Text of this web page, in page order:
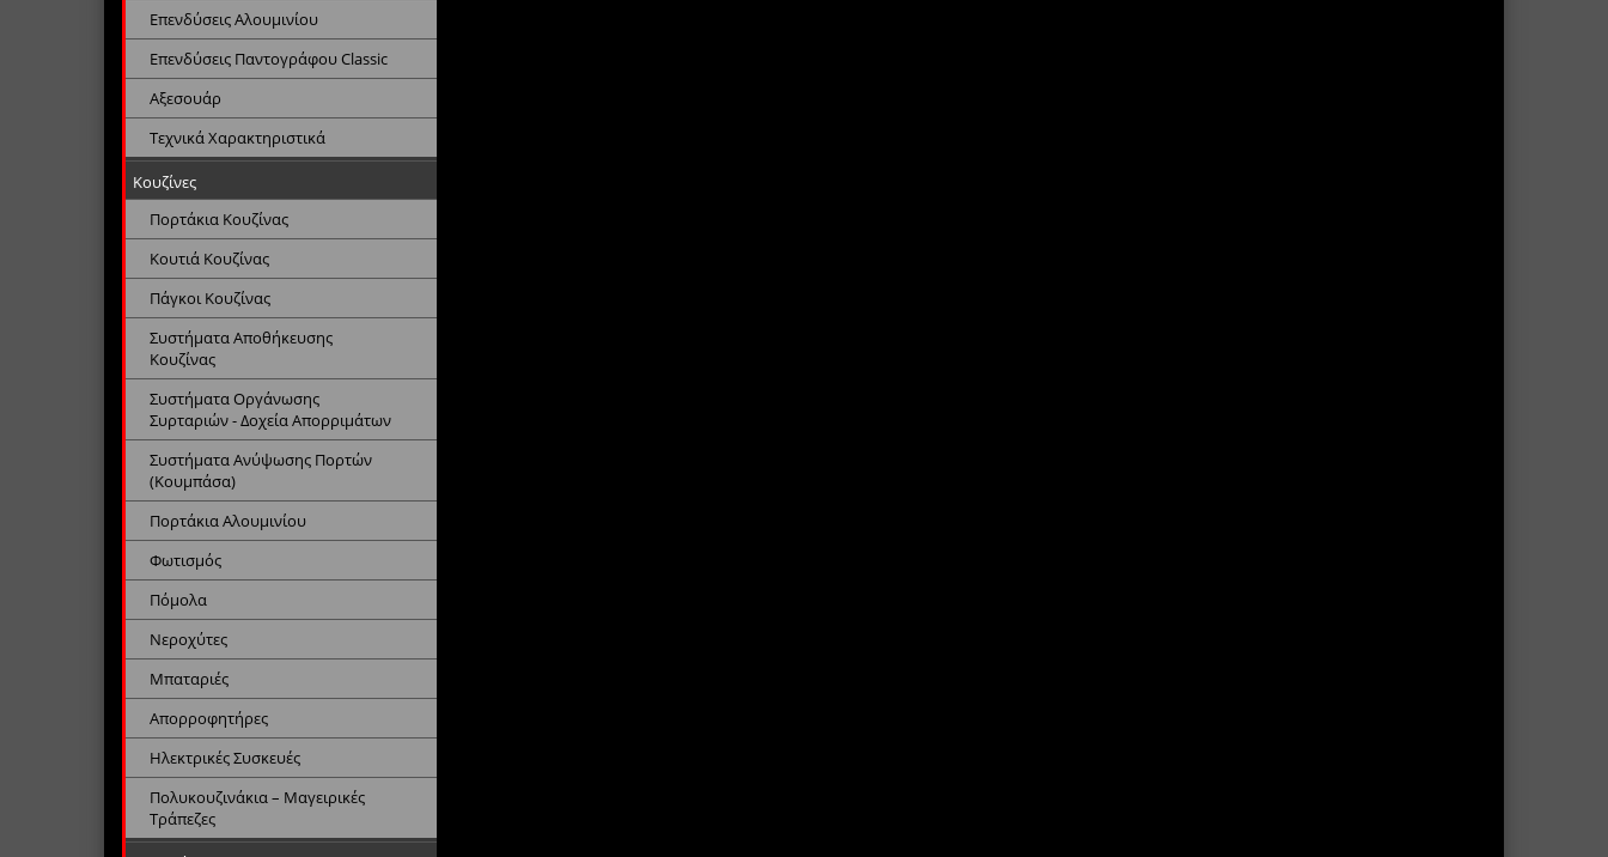
Επενδύσεις Αλουμινίου
Επενδύσεις Παντογράφου Classic
Αξεσουάρ
Τεχνικά Χαρακτηριστικά
Κουζίνες
Πορτάκια Κουζίνας
Κουτιά Κουζίνας
Πάγκοι Κουζίνας
Συστήματα Αποθήκευσης
Κουζίνας
Συστήματα Οργάνωσης
Συρταριών - Δοχεία Απορριμάτων
Συστήματα Ανύψωσης Πορτών
(Κουμπάσα)
Πορτάκια Αλουμινίου
Φωτισμός
Πόμολα
Νεροχύτες
Μπαταριές
Απορροφητήρες
Ηλεκτρικές Συσκευές
Πολυκουζινάκια – Μαγειρικές
Τράπεζες